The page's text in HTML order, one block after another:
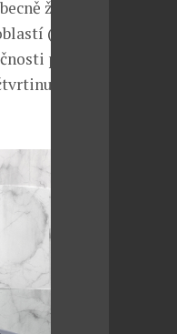
žít stále
(kam
počet